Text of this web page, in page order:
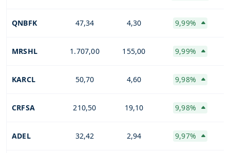
QNBFK 47,34 4,30 9,99%
MRSHL 1.707,00 155,00 9,99%
KARCL 50,70 4,60 9,98%
CRFSA 210,50 19,10 9,98%
ADEL 32,42 2,94 9,97%